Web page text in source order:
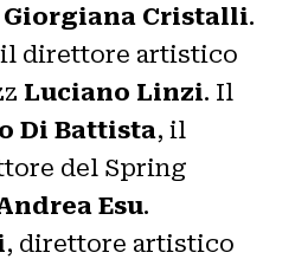
Giorgiana Cristalli.
il direttore artistico
Luciano Linzi. Il
Di Battista, il
del Spring
Esu.
, direttore artistico